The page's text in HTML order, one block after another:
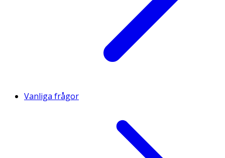
Vanliga frågor